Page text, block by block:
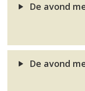
De avond
De avond